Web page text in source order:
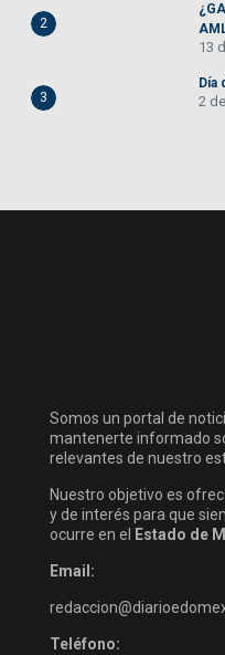
2
13
3
Día
2
Somos un portal de
mantenerte informado
relevantes de nuestro
Nuestro objetivo es
y de interés para que
ocurre en el
Estado de
Email:
Teléfono: